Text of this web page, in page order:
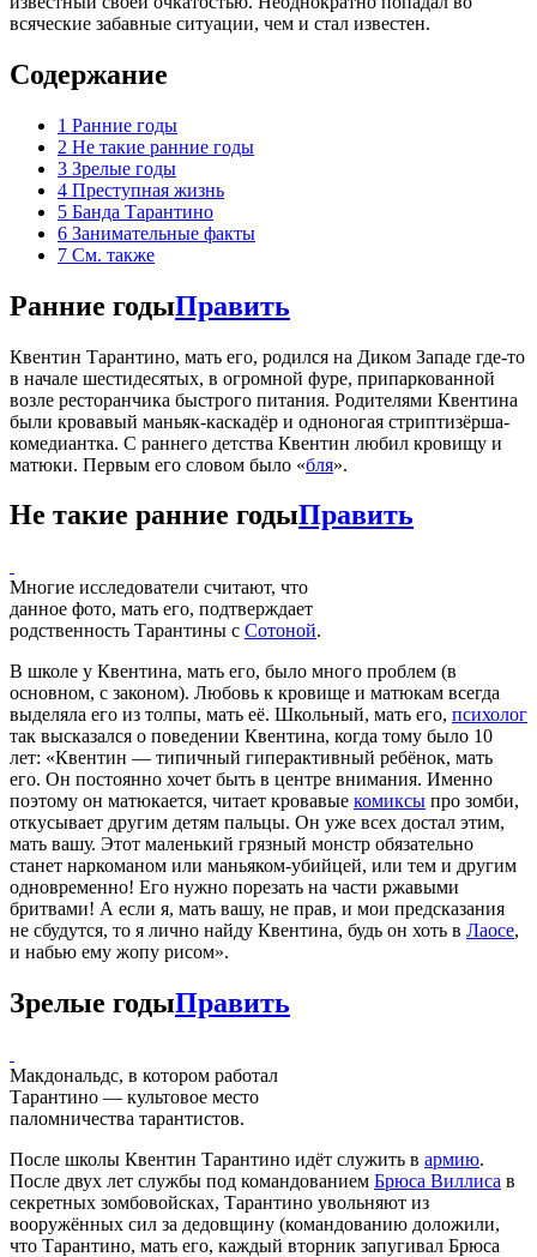
всяческие забавные ситуации, чем и стал известен.
Содержание
1 Ранние годы
2 Не такие ранние годы
3 Зрелые годы
4 Преступная жизнь
5 Банда Тарантино
6 Занимательные факты
7 См. также
Ранние годыПравить
Квентин Тарантино, мать его, родился на Диком Западе где-то
в начале шестидесятых, в огромной фуре, припаркованной
возле ресторанчика быстрого питания. Родителями Квентина
были кровавый маньяк-каскадёр и одноногая стриптизёрша-
комедиантка. С раннего детства Квентин любил кровищу и
матюки. Первым его словом было «бля».
Не такие ранние годыПравить
Многие исследователи считают, что
данное фото, мать его, подтверждает
родственность Тарантины с Сотоной.
В школе у Квентина, мать его, было много проблем (в
основном, с законом). Любовь к кровищe и матюкам всегда
выделяла его из толпы, мать её. Школьный, мать его, психолог
так высказался о поведении Квентина, когда тому было 10
лет: «Квентин — типичный гиперактивный ребёнок, мать
его. Он постоянно хочет быть в центре внимания. Именно
поэтому он матюкается, читает кровавые комиксы про зомби,
откусывает другим детям пальцы. Он уже всех достал этим,
мать вашу. Этот маленький грязный монстр обязательно
станет наркоманом или маньяком-убийцей, или тем и другим
одновременно! Его нужно порезать на части ржавыми
бритвами! А если я, мать вашу, не прав, и мои предсказания
не сбудутся, то я лично найду Квентина, будь он хоть в Лаосе,
и набью ему жопу рисом».
Зрелые годыПравить
Макдональдс, в котором работал
Тарантино — культовое место
паломничества тарантистов.
После школы Квентин Тарантино идёт служить в армию.
После двух лет службы под командованием Брюса Виллиса в
секретных зомбовойсках, Тарантино увольняют из
вооружённых сил за дедовщину (командованию доложили,
что Тарантино, мать его, каждый вторник запугивал Брюса